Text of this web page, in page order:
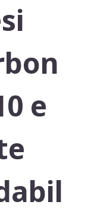
e